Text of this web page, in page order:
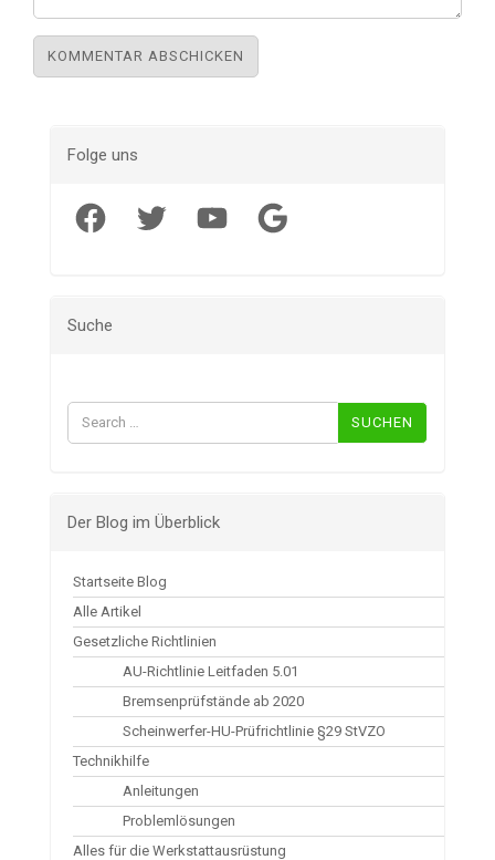
Folge uns
Facebook Twitter YouTube Google
Suche
Suchen
nach:
Der Blog im Überblick
Startseite Blog
Alle Artikel
Gesetzliche Richtlinien
AU-Richtlinie Leitfaden 5.01
Bremsenprüfstände ab 2020
Scheinwerfer-HU-Prüfrichtlinie §29 StVZO
Technikhilfe
Anleitungen
Problemlösungen
Alles für die Werkstattausrüstung